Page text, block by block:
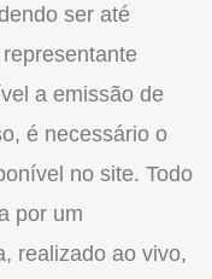
ser até
a emissão de
é necessário o
no site. Todo
por um
realizado ao vivo,